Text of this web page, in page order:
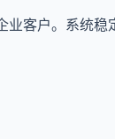
客户。系统